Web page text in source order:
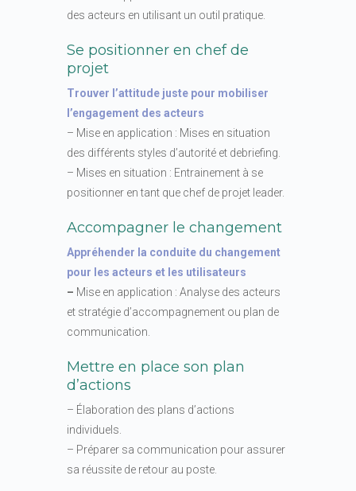
des acteurs en utilisant un outil pratique.
Se positionner en chef de
projet
Trouver l’attitude juste pour mobiliser
l’engagement des acteurs
– Mise en application : Mises en situation
des différents styles d’autorité et debriefing.
– Mises en situation : Entrainement à se
positionner en tant que chef de projet leader.
Accompagner le changement
Appréhender la conduite du changement
pour les acteurs et les utilisateurs
– Mise en application : Analyse des acteurs
et stratégie d’accompagnement ou plan de
communication.
Mettre en place son plan
d’actions
– Élaboration des plans d’actions
individuels.
– Préparer sa communication pour assurer
sa réussite de retour au poste.